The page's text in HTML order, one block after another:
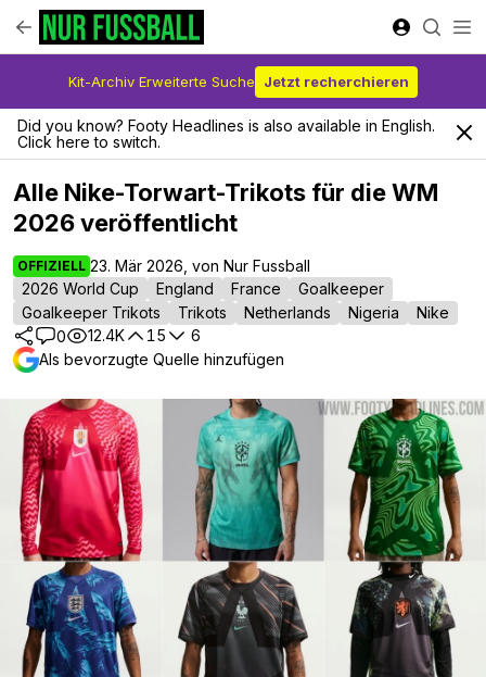
Kit-Archiv Erweiterte Suche Jetzt recherchieren
Did you know? Footy Headlines is also available in English.
Click here to switch.
Alle Nike-Torwart-Trikots für die WM
2026 veröffentlicht
OFFIZIELL 23. Mär 2026, von Nur Fussball
2026 World Cup
England France
Goalkeeper
Goalkeeper Trikots
Trikots Netherlands Nigeria
Nike
0
12.4K 15
6
Als bevorzugte Quelle hinzufügen